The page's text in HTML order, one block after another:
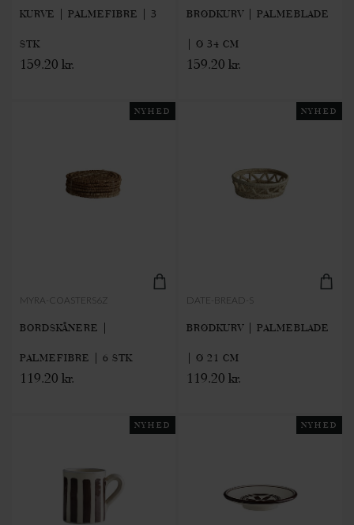
KURVE | PALMEFIBRE | 3
STK
159.20 kr.
BRØDKURV | PALMEBLADE
| Ø 34 CM
159.20 kr.
NYHED
MYRA-COASTERS6Z
BORDSKÅNERE |
PALMEFIBRE | 6 STK
119.20 kr.
NYHED
DATE-BREAD-S
BRØDKURV | PALMEBLADE
| Ø 21 CM
119.20 kr.
NYHED NYHED